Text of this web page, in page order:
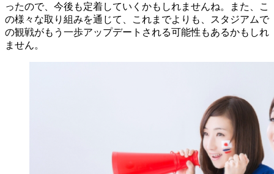
ったので、今後も定着していくかもしれませんね。また、こ
の様々な取り組みを通じて、これまでよりも、スタジアムで
の観戦がもう一歩アップデートされる可能性もあるかもしれ
ません。